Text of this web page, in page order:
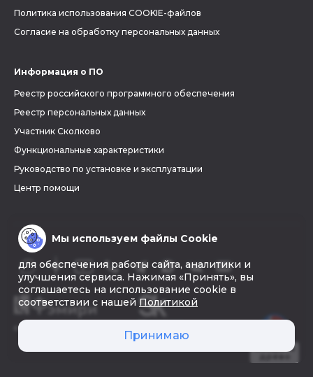
Политика использования COOKIE-файлов
Согласие на обработку персональных данных
Информация о ПО
Реестр российского программного обеспечения
Реестр персональных данных
Участник Сколково
Функциональные характеристики
Руководство по установке и эксплуатации
Центр помощи
© 2026 «Фэмири»
Мы используем файлы Cookie
для обеспечения работы сайта, аналитики и
улучшения сервиса. Нажимая «Принять», вы
соглашаетесь на использование cookie в
соответствии с нашей Политикой
Принимаю
Создать